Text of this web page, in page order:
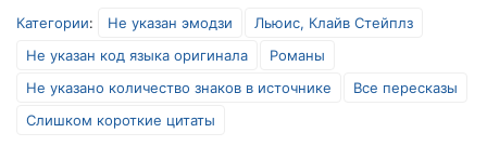
Категории: Не указан эмодзи
Льюис, Клайв Стейплз
Не указан код языка оригинала
Романы
Не указано количество знаков в источнике
Все пересказы
Слишком короткие цитаты